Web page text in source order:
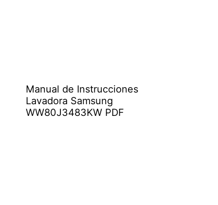
Manual de Instrucciones
Lavadora Samsung
WW80J3483KW PDF